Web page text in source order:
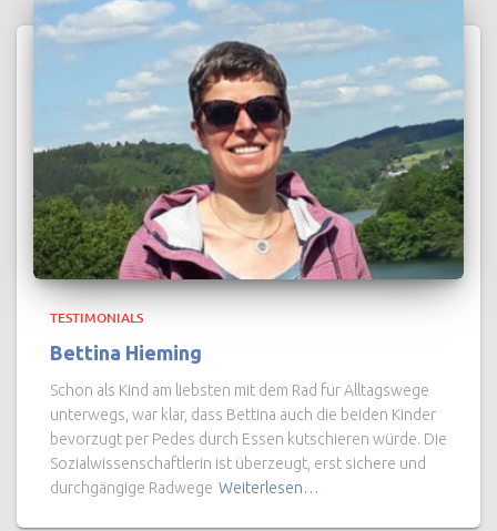
TESTIMONIALS
Bettina Hieming
Schon als Kind am liebsten mit dem Rad für Alltagswege
unterwegs, war klar, dass Bettina auch die beiden Kinder
bevorzugt per Pedes durch Essen kutschieren würde. Die
Sozialwissenschaftlerin ist überzeugt, erst sichere und
durchgängige Radwege Weiterlesen…